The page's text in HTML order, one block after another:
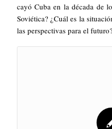
cayó Cuba en la década de
Soviética? ¿Cuál es la
las perspectivas para el